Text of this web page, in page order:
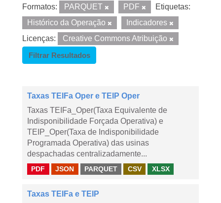
Formatos: PARQUET PDF
Etiquetas:
Histórico da Operação
Indicadores
Licenças:
Creative Commons Atribuição
Filtrar Resultados
Taxas TEIFa Oper e TEIP Oper
Taxas TEIFa_Oper(Taxa Equivalente de
Indisponibilidade Forçada Operativa) e
TEIP_Oper(Taxa de Indisponibilidade
Programada Operativa) das usinas
despachadas centralizadamente...
PDF JSON PARQUET CSV XLSX
Taxas TEIFa e TEIP